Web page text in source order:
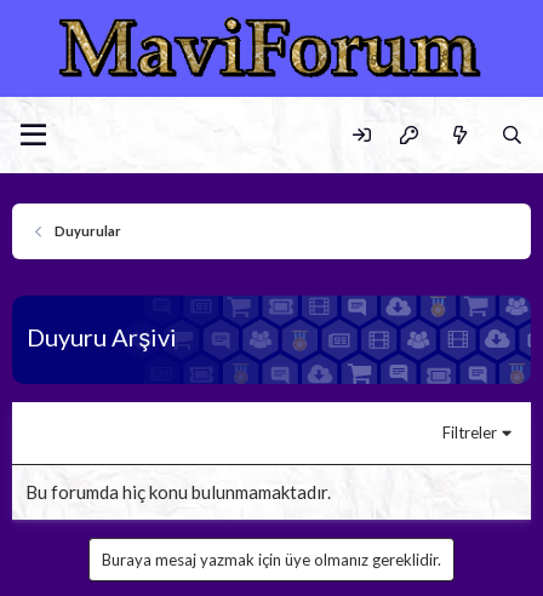
Duyurular
Duyuru Arşivi
Filtreler
Bu forumda hiç konu bulunmamaktadır.
Buraya mesaj yazmak için üye olmanız gereklidir.